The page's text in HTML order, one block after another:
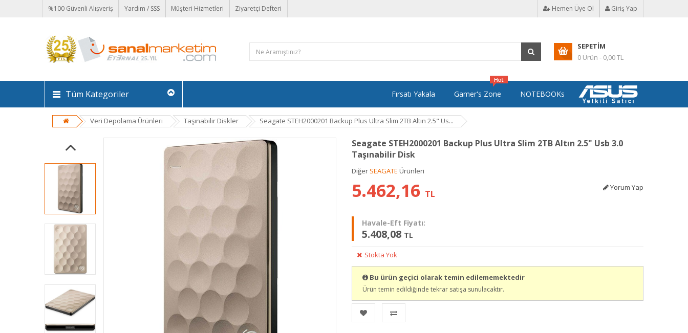
%100 Güvenli Alışveriş Yardım / SSS Müşteri Hizmetleri Ziyaretçi Defteri Hemen Üye Ol Giriş Yap
SEPETIM
0 Ürün - 0,00 TL
Tüm Kategoriler Fırsatı Yakala Gamer's Zone NOTEBOOKs
Veri Depolama Ürünleri Taşınabilir Diskler Seagate STEH2000201 Backup Plus Ultra Slim 2TB Altın 2.5" Us...
Seagate STEH2000201 Backup Plus Ultra Slim 2TB Altın 2.5" Usb 3.0
Taşınabilir Disk
Diğer SEAGATE Ürünleri
Yorum Yap
5.462,16 TL
Havale-Eft Fiyatı:
5.408,08 TL
Stokta Yok
Bu ürün geçici olarak temin edilememektedir
Ürün temin edildiğinde tekrar satışa sunulacaktır.